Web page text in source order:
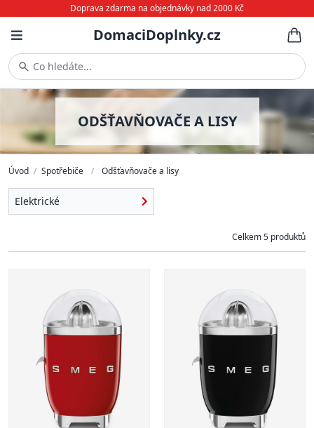
Doprava zdarma na objednávky nad 2000 Kč
DomaciDoplnky.cz
Co hledáte...
ODŠŤAVŇOVAČE A LISY
Úvod / Spotřebiče / Odšťavňovače a lisy
Elektrické
Celkem 5 produktů